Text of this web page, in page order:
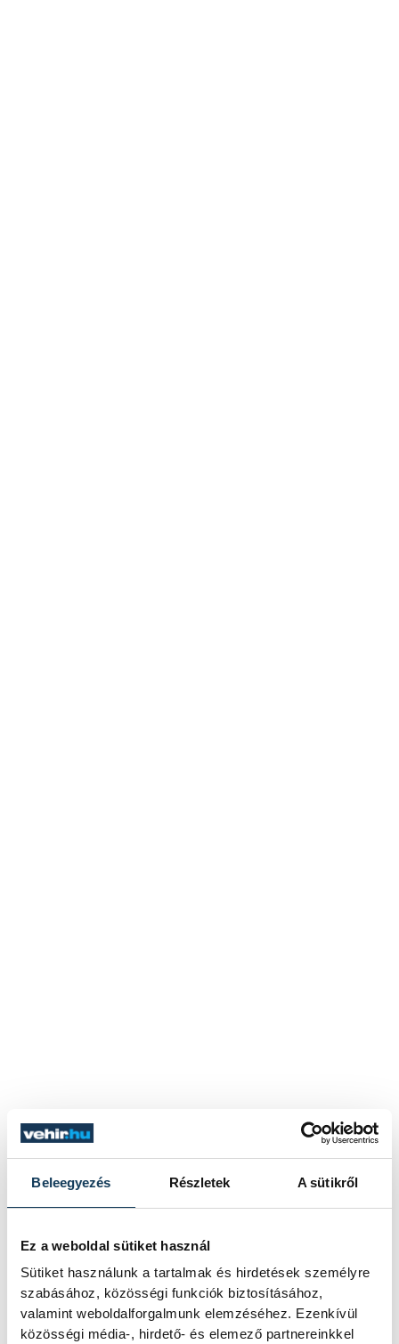
Beleegyezés Részletek A sütikről
Ez a weboldal sütiket használ
Sütiket használunk a tartalmak és hirdetések személyre
szabásához, közösségi funkciók biztosításához,
valamint weboldalforgalmunk elemzéséhez. Ezenkívül
közösségi média-, hirdető- és elemező partnereinkkel